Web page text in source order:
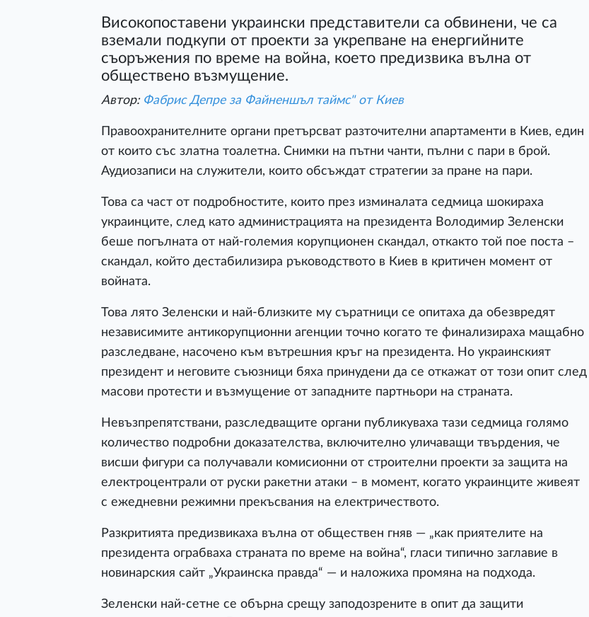
Високопоставени украински представители са обвинени, че са
вземали подкупи от проекти за укрепване на енергийните
съоръжения по време на война, което предизвика вълна от
обществено възмущение.
Автор: Фабрис Депре за Файненшъл таймс" от Киев
Правоохранителните органи претърсват разточителни апартаменти в Киев, един
от които със златна тоалетна. Снимки на пътни чанти, пълни с пари в брой.
Аудиозаписи на служители, които обсъждат стратегии за пране на пари.
Това са част от подробностите, които през изминалата седмица шокираха
украинците, след като администрацията на президента Володимир Зеленски
беше погълната от най-големия корупционен скандал, откакто той пое поста –
скандал, който дестабилизира ръководството в Киев в критичен момент от
войната.
Това лято Зеленски и най-близките му съратници се опитаха да обезвредят
независимите антикорупционни агенции точно когато те финализираха мащабно
разследване, насочено към вътрешния кръг на президента. Но украинският
президент и неговите съюзници бяха принудени да се откажат от този опит след
масови протести и възмущение от западните партньори на страната.
Невъзпрепятствани, разследващите органи публикуваха тази седмица голямо
количество подробни доказателства, включително уличаващи твърдения, че
висши фигури са получавали комисионни от строителни проекти за защита на
електроцентрали от руски ракетни атаки – в момент, когато украинците живеят
с ежедневни режимни прекъсвания на електричеството.
Разкритията предизвикаха вълна от обществен гняв — „как приятелите на
президента ограбваха страната по време на война“, гласи типично заглавие в
новинарския сайт „Украинска правда“ — и наложиха промяна на подхода.
Зеленски най-сетне се обърна срещу заподозрените в опит да защити